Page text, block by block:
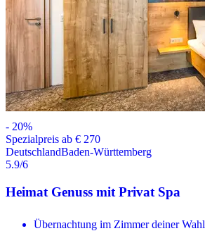
- 20%
Spezialpreis ab € 270
DeutschlandBaden-Württemberg
5.9/6
Heimat Genuss mit Privat Spa
Übernachtung im Zimmer deiner Wahl